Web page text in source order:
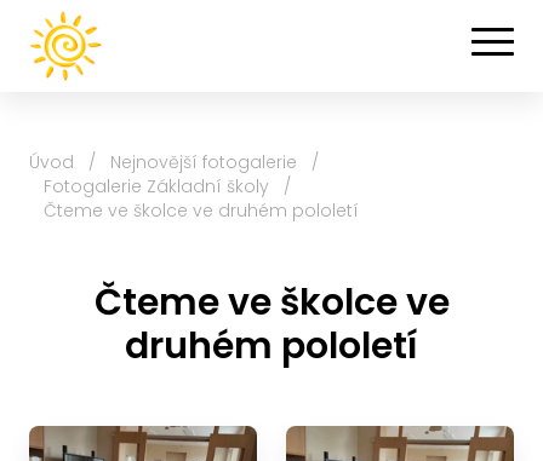
Úvod / Nejnovější fotogalerie
/
Fotogalerie Základní školy
/
Čteme ve školce ve druhém pololetí
Čteme ve školce ve
druhém pololetí